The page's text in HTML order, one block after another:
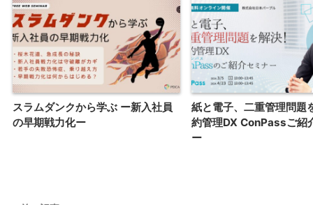
スラムダンクから学ぶ ー新入社員
の早期戦力化ー
紙と電子、二重管理問題
約管理DX ConPassご紹
ー